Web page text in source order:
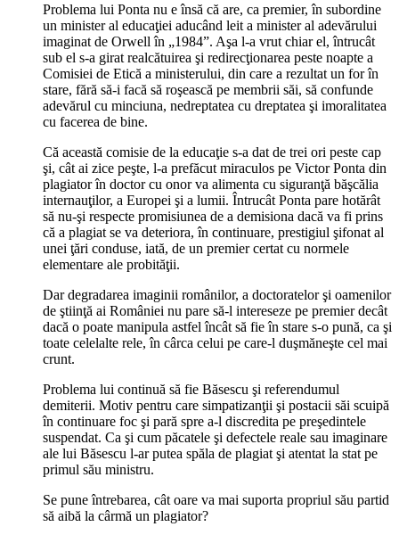
Problema lui Ponta nu e însă că are, ca premier, în subordine
un minister al educaţiei aducând leit a minister al adevărului
imaginat de Orwell în „1984”. Aşa l-a vrut chiar el, întrucât
sub el s-a girat realcătuirea şi redirecţionarea peste noapte a
Comisiei de Etică a ministerului, din care a rezultat un for în
stare, fără să-i facă să roşească pe membrii săi, să confunde
adevărul cu minciuna, nedreptatea cu dreptatea şi imoralitatea
cu facerea de bine.
Că această comisie de la educaţie s-a dat de trei ori peste cap
şi, cât ai zice peşte, l-a prefăcut miraculos pe Victor Ponta din
plagiator în doctor cu onor va alimenta cu siguranţă băşcălia
internauţilor, a Europei şi a lumii. Întrucât Ponta pare hotărât
să nu-şi respecte promisiunea de a demisiona dacă va fi prins
că a plagiat se va deteriora, în continuare, prestigiul şifonat al
unei ţări conduse, iată, de un premier certat cu normele
elementare ale probităţii.
Dar degradarea imaginii românilor, a doctoratelor şi oamenilor
de ştiinţă ai României nu pare să-l intereseze pe premier decât
dacă o poate manipula astfel încât să fie în stare s-o pună, ca şi
toate celelalte rele, în cârca celui pe care-l duşmăneşte cel mai
crunt.
Problema lui continuă să fie Băsescu şi referendumul
demiterii. Motiv pentru care simpatizanţii şi postacii săi scuipă
în continuare foc şi pară spre a-l discredita pe preşedintele
suspendat. Ca şi cum păcatele şi defectele reale sau imaginare
ale lui Băsescu l-ar putea spăla de plagiat şi atentat la stat pe
primul său ministru.
Se pune întrebarea, cât oare va mai suporta propriul său partid
să aibă la cârmă un plagiator?